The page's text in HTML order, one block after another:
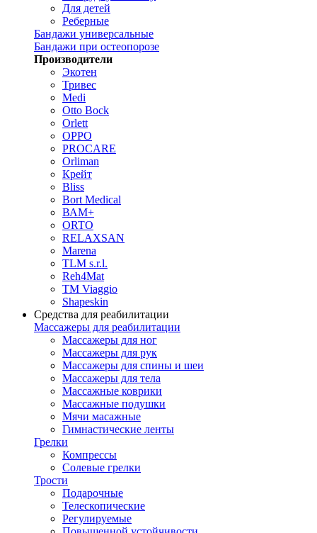
Для детей
Реберные
Бандажи универсальные
Бандажи при остеопорозе
Производители
Экотен
Тривес
Medi
Otto Bock
Orlett
OPPO
PROCARE
Orliman
Крейт
Bliss
Bort Medical
ВАМ+
ORTO
RELAXSAN
Marena
TLM s.r.l.
Reh4Mat
TM Viaggio
Shapeskin
Средства для реабилитации
Массажеры для реабилитации
Массажеры для ног
Массажеры для рук
Массажеры для спины и шеи
Массажеры для тела
Массажные коврики
Массажные подушки
Мячи масажные
Гимнастические ленты
Грелки
Компрессы
Солевые грелки
Трости
Подарочные
Телескопические
Регулируемые